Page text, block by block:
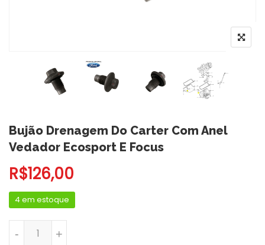
Bujão Drenagem Do Carter Com Anel
Vedador Ecosport E Focus
R$126,00
4 em estoque
+
-